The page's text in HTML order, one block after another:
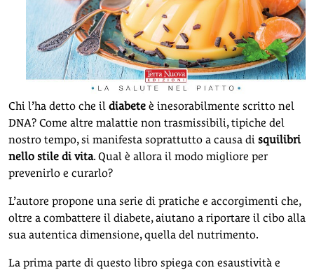
Chi l’ha detto che il diabete è inesorabilmente scritto nel
DNA? Come altre malattie non trasmissibili, tipiche del
nostro tempo, si manifesta soprattutto a causa di squilibri
nello stile di vita. Qual è allora il modo migliore per
prevenirlo e curarlo?
L’autore propone una serie di pratiche e accorgimenti che,
oltre a combattere il diabete, aiutano a riportare il cibo alla
sua autentica dimensione, quella del nutrimento.
La prima parte di questo libro spiega con esaustività e